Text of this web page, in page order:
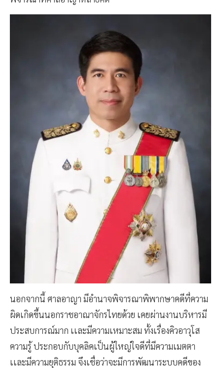
นอกจากนี้ ศาลอาญา มีอำนาจพิจารณาพิพากษาคดีที่ความ
ผิดเกิดขึ้นนอกราชอาณาจักรไทยด้วย เคยผ่านงานบริหารมี
ประสบการณ์มาก เเละมีความเหมาะสม ทั้งเรื่องคิวอาวุโส
ความรู้ ประกอบกับบุคลิคเป็นผู้ใหญ่ใจดีที่มีความเมตตา
เเละมีความยุติธรรม จึงเชื่อว่าจะมีการพัฒนาระบบคดีของ